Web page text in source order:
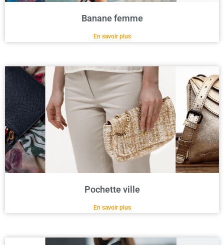
Banane femme
En savoir plus
Pochette ville
En savoir plus